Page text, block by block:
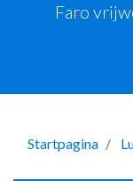
Faro
Startpagina